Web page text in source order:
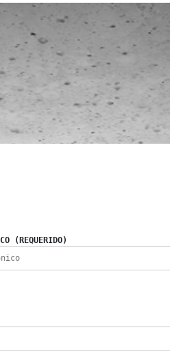
(REQUERIDO)